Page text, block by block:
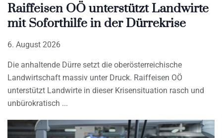
Raiffeisen OÖ unterstützt Landwirte
mit Soforthilfe in der Dürrekrise
6. August 2026
Die anhaltende Dürre setzt die oberösterreichische
Landwirtschaft massiv unter Druck. Raiffeisen OÖ
unterstützt Landwirte in dieser Krisensituation rasch und
unbürokratisch